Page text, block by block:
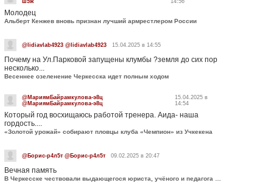
ш5ж
14:56
Молодец
Альберт Кенжев вновь признан лучший армрестлером России
@lidiavlab4923 @lidiavlab4923 15.04.2025 в 14:55
Почему на Ул.Парковой запущены клумбы ?земля до сих пор
несколько...
Весеннее озеленение Черкесска идет полным ходом
@МариямБайрамкулова-э8ц
@МариямБайрамкулова-э8ц
15.04.2025 в
14:54
Который год восхищаюсь работой тренера. Аида- наша
гордость....
«Золотой урожай» собирают пловцы клуба «Чемпион» из Учкекена
@Борис-р4л5т @Борис-р4л5т 09.02.2025 в 20:47
Вечная память